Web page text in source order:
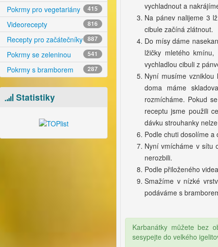
Pokrmy pro vegetariány 415
Videorecepty 816
Recepty pro začátečníky 887
Pokrmy se zeleninou 541
Pokrmy s bramborem 287
Statistiky
vychladnout a
Na pánev nalijeme 3
cibule začíná zlátnout.
Do mísy dáme
lžičky mletého
vychladlou cibuli z
Nyní musíme
doma máme
rozmícháme. Pokud
receptu jsme použili
dávku strouhanky
Podle chuti dosolíme
Nyní vmícháme v sítu
nerozbili.
Podle přiloženého
Smažíme v nízké
podáváme s
Karbanátky můžete bez
sesypejte do velkého